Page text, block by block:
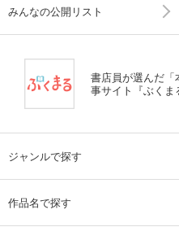
みんなの公開リスト
書店員が選んだ
事サイト『ぶくま
ジャンルで探す
作品名で探す